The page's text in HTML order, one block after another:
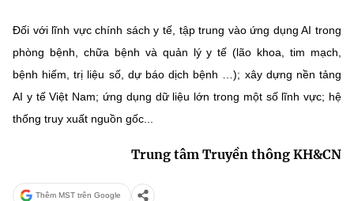
Đối với lĩnh vực chính sách y tế, tập trung vào ứng dụng AI trong
phòng bệnh, chữa bệnh và quản lý y tế (lão khoa, tim mạch,
bệnh hiếm, trị liệu số, dự báo dịch bệnh …); xây dựng nền tảng
AI y tế Việt Nam; ứng dụng dữ liệu lớn trong một số lĩnh vực; hệ
thống truy xuất nguồn gốc...
Trung tâm Truyền thông KH&CN
Thêm MST trên Google